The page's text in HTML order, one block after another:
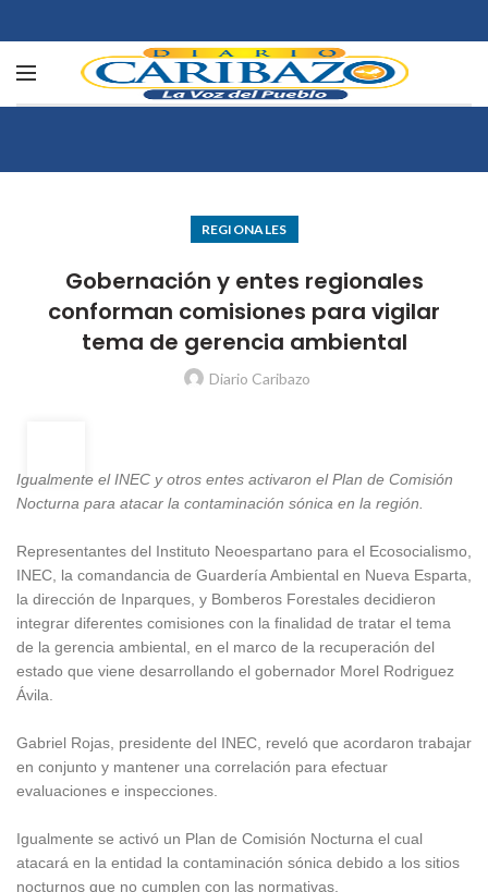
REGIONALES
Gobernación y entes regionales
conforman comisiones para vigilar
tema de gerencia ambiental
Diario Caribazo
Igualmente el INEC y otros entes activaron el Plan de Comisión
Nocturna para atacar la contaminación sónica en la región.
Representantes del Instituto Neoespartano para el Ecosocialismo,
INEC, la comandancia de Guardería Ambiental en Nueva Esparta,
la dirección de Inparques, y Bomberos Forestales decidieron
integrar diferentes comisiones con la finalidad de tratar el tema
de la gerencia ambiental, en el marco de la recuperación del
estado que viene desarrollando el gobernador Morel Rodriguez
Ávila.
Gabriel Rojas, presidente del INEC, reveló que acordaron trabajar
en conjunto y mantener una correlación para efectuar
evaluaciones e inspecciones.
Igualmente se activó un Plan de Comisión Nocturna el cual
atacará en la entidad la contaminación sónica debido a los sitios
nocturnos que no cumplen con las normativas.